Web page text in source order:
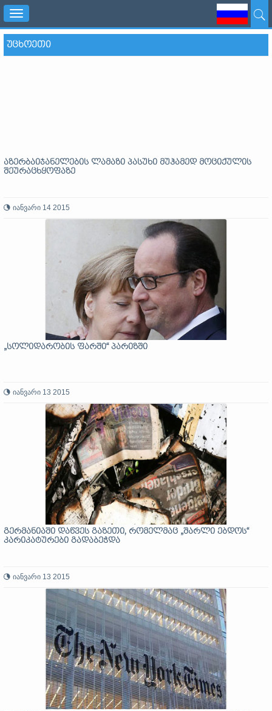
Toggle
navigation
ᲣᲪᲮᲝᲔᲗᲘ
აზერბაიჯანელების ლამაზი პასუხი მუჰამედ მოციქულის
შეურაცხყოფაზე
იანვარი 14 2015
„სოლიდარობის ფარში“ პარიზში
იანვარი 13 2015
გერმანიაში დაწვეს გაზეთი, რომელმაც „შარლი ებდოს“
კარიკატურები გადაბეჭდა
იანვარი 13 2015